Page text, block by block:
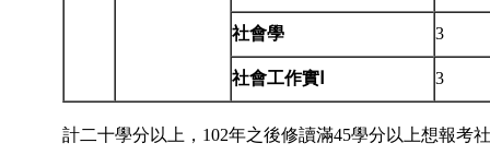
社會學 3
社會工作實Ⅰ 3
計二十學分以上，102年之後修讀滿45學分以上想報考